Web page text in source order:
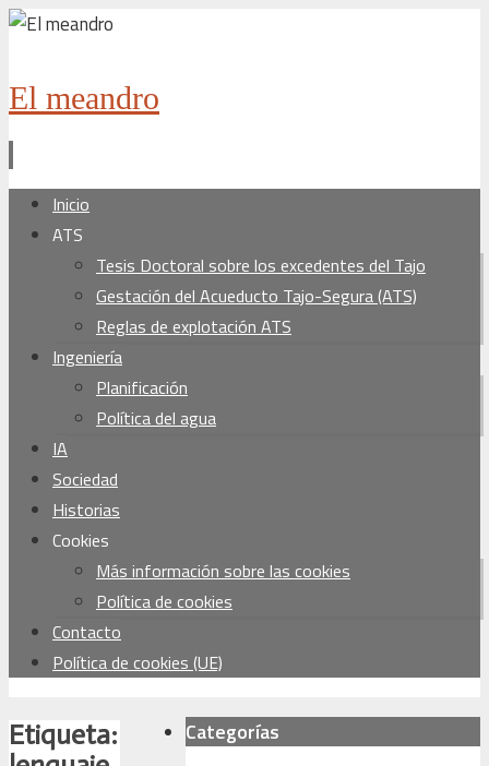
El meandro
contenido
Inicio
ATS
Tesis Doctoral sobre los excedentes del Tajo
Gestación del Acueducto Tajo-Segura (ATS)
Reglas de explotación ATS
Ingeniería
Planificación
Política del agua
IA
Sociedad
Historias
Cookies
Más información sobre las cookies
Política de cookies
Contacto
Política de cookies (UE)
Etiqueta:
Categorías